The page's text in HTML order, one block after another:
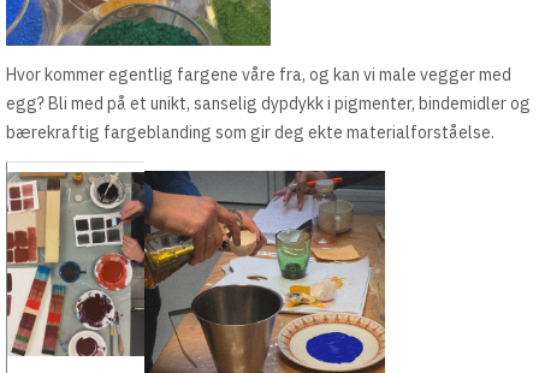
Hvor kommer egentlig fargene våre fra, og kan vi male vegger med
egg? Bli med på et unikt, sanselig dypdykk i pigmenter, bindemidler og
bærekraftig fargeblanding som gir deg ekte materialforståelse.